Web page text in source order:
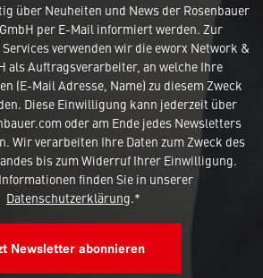
über Neuheiten und News der Rosenbauer
per E-Mail informiert werden. Zur
verwenden wir die eworx Network &
als Auftragsverarbeiter, an welche Ihre
(E-Mail Adresse, Name) zu diesem Zweck
Diese Einwilligung kann jederzeit über
oder am Ende jedes Newsletters
Wir verarbeiten Ihre Daten zum Zweck des
bis zum Widerruf Ihrer Einwilligung.
finden Sie in unserer
Datenschutzerklärung.*
Newsletter abonnieren